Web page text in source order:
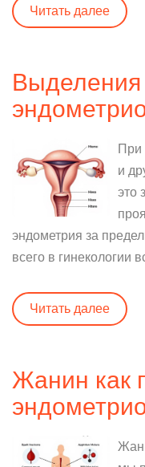
Читать далее
Выделения
При
и
это
эндометрия за
всего в гинекологии
Читать далее
Жанин как